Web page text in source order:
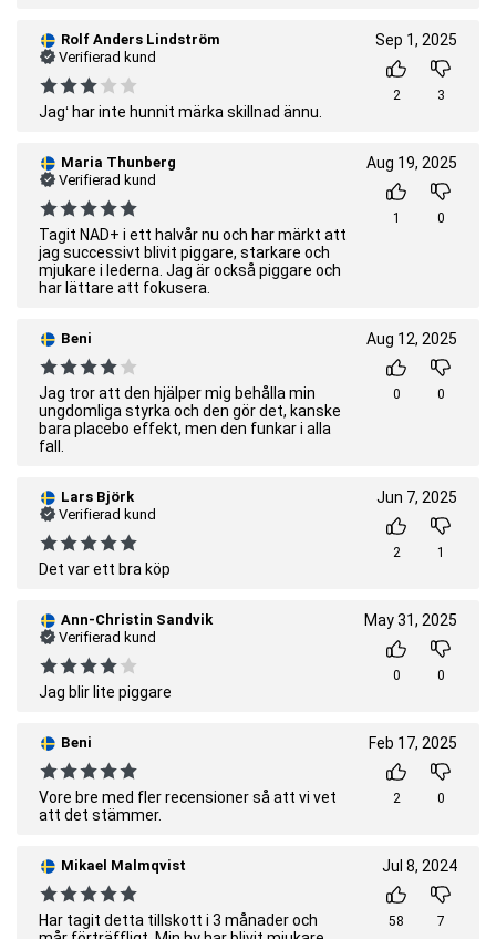
Rolf Anders Lindström
Verifierad kund
Jagʻ har inte hunnit märka skillnad ännu.
Sep 1, 2025
2 3
Maria Thunberg
Verifierad kund
Tagit NAD+ i ett halvår nu och har märkt att
jag successivt blivit piggare, starkare och
mjukare i lederna. Jag är också piggare och
har lättare att fokusera.
Aug 19, 2025
1 0
Beni
Jag tror att den hjälper mig behålla min
ungdomliga styrka och den gör det, kanske
bara placebo effekt, men den funkar i alla
fall.
Aug 12, 2025
0 0
Lars Björk
Verifierad kund
Det var ett bra köp
Jun 7, 2025
2 1
Ann-Christin Sandvik
Verifierad kund
Jag blir lite piggare
May 31, 2025
0 0
Beni
Vore bre med fler recensioner så att vi vet
att det stämmer.
Feb 17, 2025
2 0
Mikael Malmqvist
Har tagit detta tillskott i 3 månader och
Jul 8, 2024
58 7